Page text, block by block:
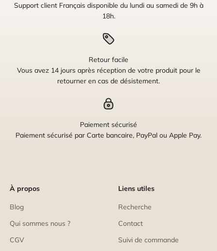
Support client Français disponible du lundi au samedi de 9h à
18h.
Retour facile
Vous avez 14 jours après réception de votre produit pour le
retourner en cas de désistement.
Paiement sécurisé
Paiement sécurisé par Carte bancaire, PayPal ou Apple Pay.
À propos
Blog
Qui sommes nous ?
CGV
Liens utiles
Recherche
Contact
Suivi de commande